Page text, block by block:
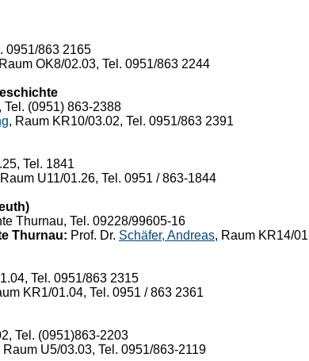
0951/863 2165
OK8/02.03, Tel. 0951/863 2244
Tel. (0951) 863-2388
, Raum KR10/03.02, Tel. 0951/863 2391
Tel. 1841
U11/01.26, Tel. 0951 / 863-1844
Thurnau, Tel. 09228/99605-16
Thurnau: Prof. Dr. Schäfer, Andreas, Raum KR14/
Tel. 0951/863 2315
KR1/01.04, Tel. 0951 / 863 2361
Tel. (0951)863-2203
Raum U5/03.03, Tel. 0951/863-2119